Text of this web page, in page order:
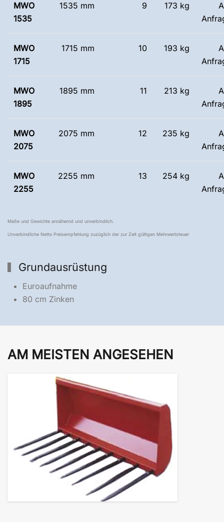
MWO
1535
1535 mm 9 173 kg
MWO
1715
1715 mm 10 193 kg
MWO
1895
1895 mm 11 213 kg
MWO
2075
2075 mm 12 235 kg
MWO
2255
2255 mm 13 254 kg
Maße und Gewichte annähernd und unverbindlich.
Unverbindliche Netto Preisempfehlung zuzüglich der zur Zeit gültigen Mehrwertsteuer
Grundausrüstung
Euroaufnahme
80 cm Zinken
AM MEISTEN ANGESEHEN